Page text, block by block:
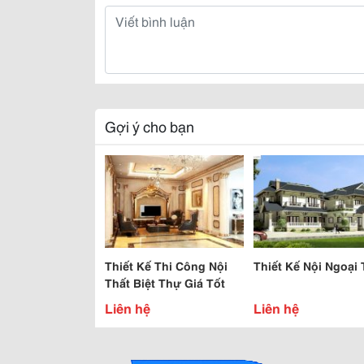
Gợi ý cho bạn
Thiết Kế Thi Công Nội
Thất Biệt Thự Giá Tốt
Liên hệ
Thiết Kế Nội Ngoại
Liên hệ